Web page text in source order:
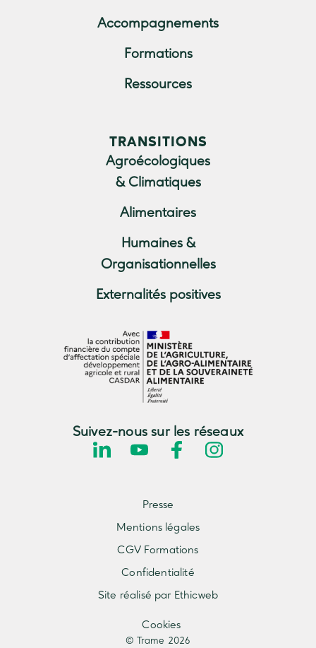
Accompagnements
Formations
Ressources
TRANSITIONS
Agroécologiques
& Climatiques
Alimentaires
Humaines &
Organisationnelles
Externalités positives
Suivez-nous sur les réseaux
© Trame 2026
Cookies
Presse
Mentions légales
CGV Formations
Confidentialité
Site réalisé par Ethicweb